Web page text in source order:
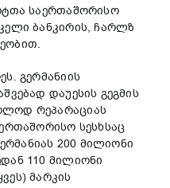
საერთაშორისო
ბანკირის, ჩარლზ
გერმანიის
დაუესის გეგმის
რეპარაციას
სესხსაც
200 მილიონი
110 მილიონი
მარკის